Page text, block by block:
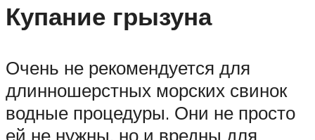
Купание грызуна
Очень не рекомендуется для
длинношерстных морских свинок
водные процедуры. Они не просто
ей не нужны, но и вредны для